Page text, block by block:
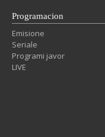
Programacion
Emisione
Seriale
Programi javor
LIVE